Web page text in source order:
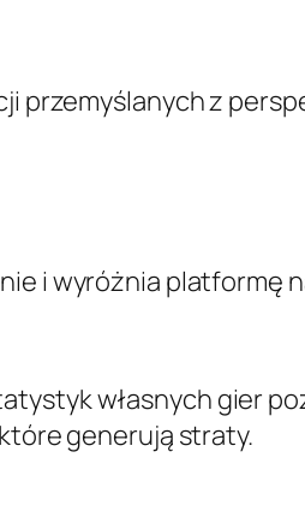
przemyślanych z
i wyróżnia platformę
własnych gier
generują straty.